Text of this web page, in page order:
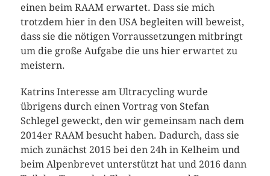
einen beim RAAM erwartet. Dass sie mich
trotzdem hier in den USA begleiten will beweist,
dass sie die nötigen Vorraussetzungen mitbringt
um die große Aufgabe die uns hier erwartet zu
meistern.
Katrins Interesse am Ultracycling wurde
übrigens durch einen Vortrag von Stefan
Schlegel geweckt, den wir gemeinsam nach dem
2014er RAAM besucht haben. Dadurch, dass sie
mich zunächst 2015 bei den 24h in Kelheim und
beim Alpenbrevet unterstützt hat und 2016 dann